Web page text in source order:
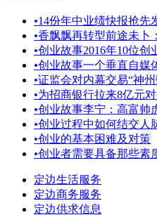
•14份年中业绩快报抢先
•香飘飘再转型前途未卜
•创业故事2016年10位创
•创业故事一个垂直自媒
•证监会对内幕交易“神
•为招商银行拉来8亿元
•创业故事李宁：高富帅
•创业过程中如何结交人
•创业的基本困难及对策
•创业者需要具备那些素
定边生活服务
定边商务服务
定边供求信息